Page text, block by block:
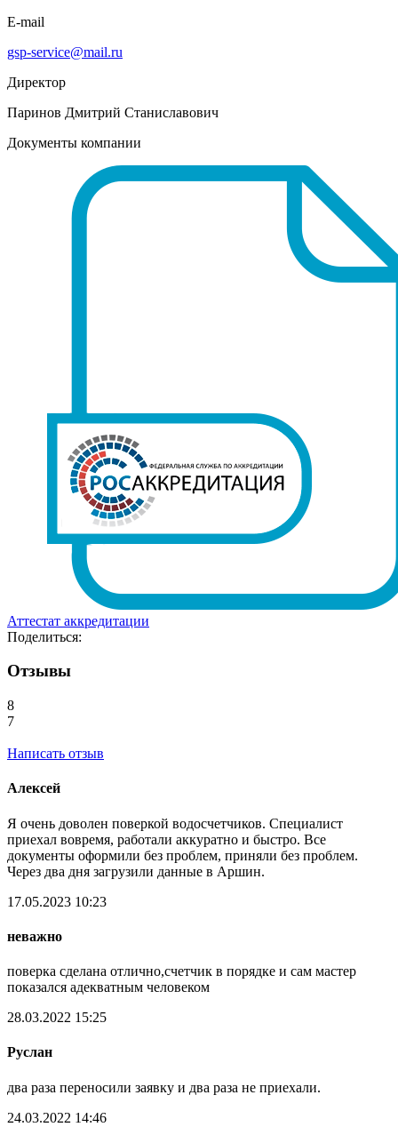
E-mail
gsp-service@mail.ru
Директор
Паринов Дмитрий Станиславович
Документы компании
Аттестат аккредитации
Поделиться:
Отзывы
8
7
Написать отзыв
Алексей
Я очень доволен поверкой водосчетчиков. Специалист
приехал вовремя, работали аккуратно и быстро. Все
документы оформили без проблем, приняли без проблем.
Через два дня загрузили данные в Аршин.
17.05.2023 10:23
неважно
поверка сделана отлично,счетчик в порядке и сам мастер
показался адекватным человеком
28.03.2022 15:25
Руслан
два раза переносили заявку и два раза не приехали.
24.03.2022 14:46